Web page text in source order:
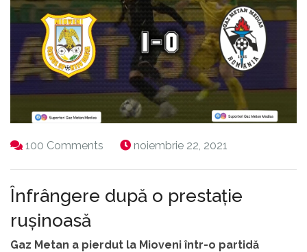
100 Comments noiembrie 22, 2021
Înfrângere după o prestație
rușinoasă
Gaz Metan a pierdut la Mioveni într-o partidă